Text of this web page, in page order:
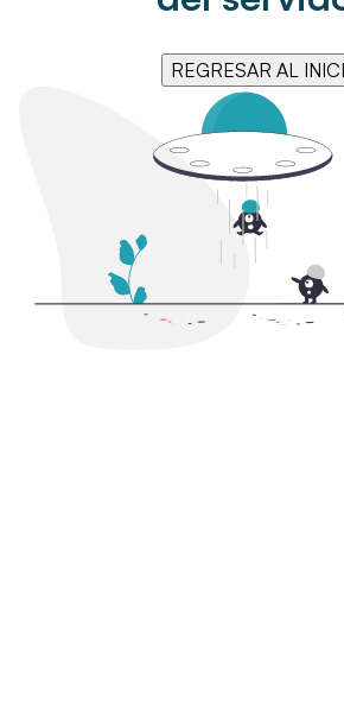
REGRESAR AL